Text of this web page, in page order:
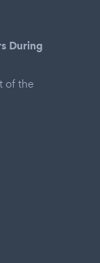
During
of the